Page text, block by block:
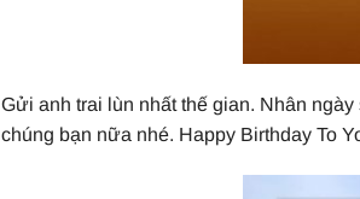
Gửi anh trai lùn nhất thế gian. Nhân
chúng bạn nữa nhé. Happy Birthday To